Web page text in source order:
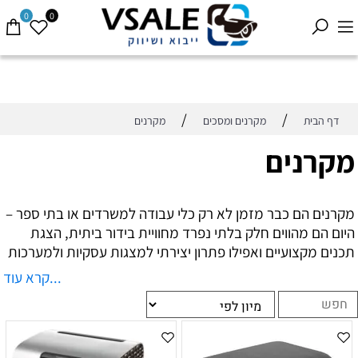
0 0
דף הבית / מקרנים ומסכים / מקרנים
מקרנים
מקרנים הם כבר מזמן לא רק כלי עבודה למשרדים או בתי ספר –
היום הם מהווים חלק בלתי נפרד מחוויית בידור ביתית, הצגת
תכנים מקצועיים ואפילו פתרון יצירתי למצגות עסקיות ולמערכות
משולבות כמו קולנוע ביתי ומערכת הגברה. בין אם אתם מחפשים
מקרן מתקדם לשדרוג חווית הצפייה שלכם בבית, או מקרן
עוצמתי שמתאים להצגת מידע בכנסים ובאירועים, חשוב להכיר
את האפשרויות השונות הקיימות בשוק ולהבין איזה דגם יתאים
בדיוק לצרכים שלכם.
...קרא עוד